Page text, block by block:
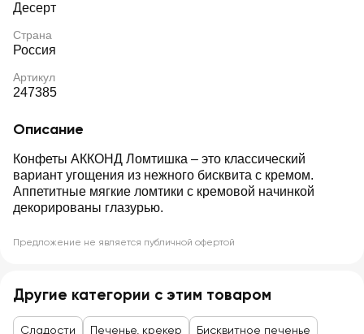
Десерт
Страна
Россия
Артикул
247385
Описание
Конфеты АККОНД Ломтишка – это классический
вариант угощения из нежного бисквита с кремом.
Аппетитные мягкие ломтики с кремовой начинкой
декорированы глазурью.
Предложение не является публичной офертой
Другие категории с этим товаром
Сладости Печенье, крекер Бисквитное печенье